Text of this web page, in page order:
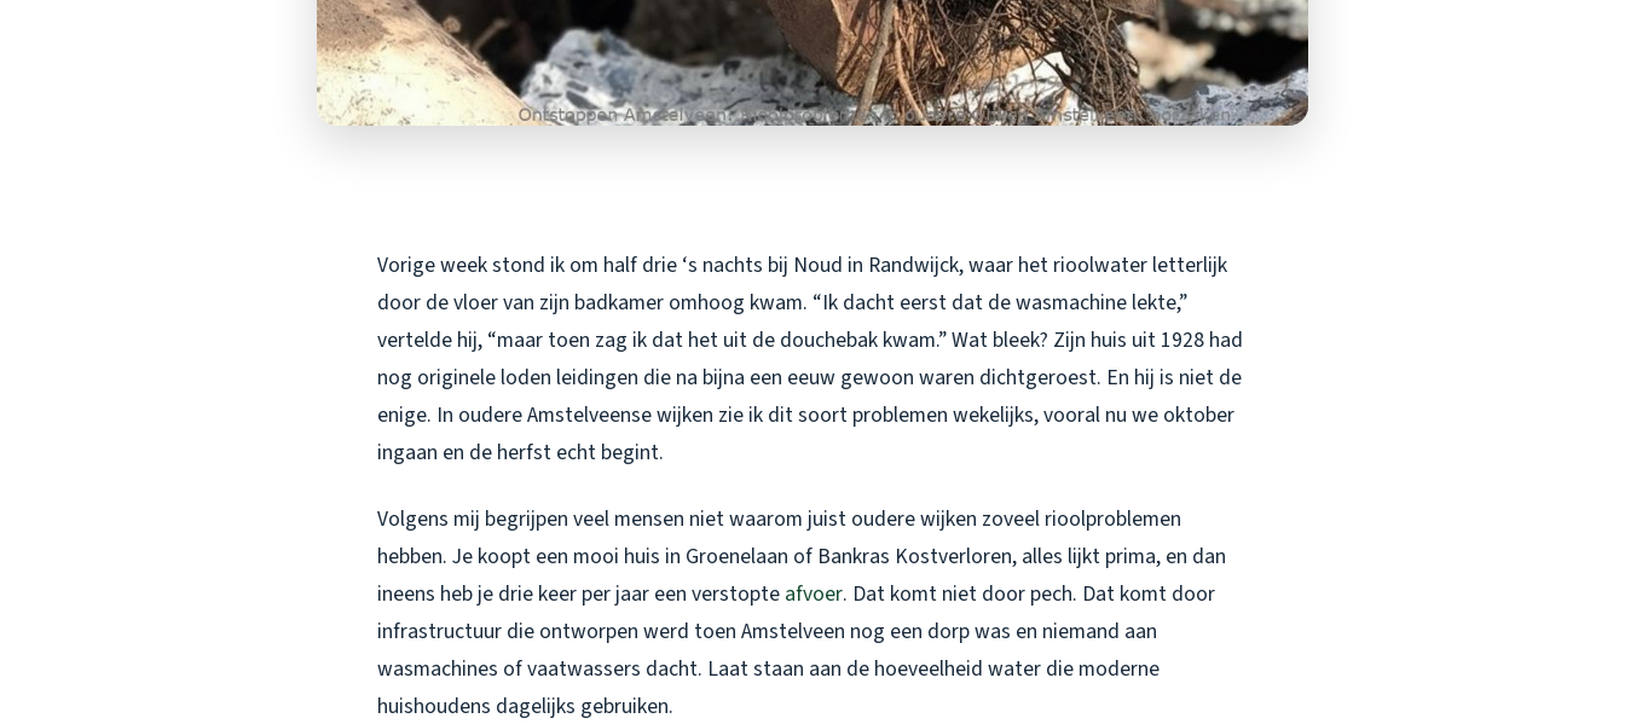
Vorige week stond ik om half drie ‘s nachts bij Noud in Randwijck, waar het rioolwater letterlijk
door de vloer van zijn badkamer omhoog kwam. “Ik dacht eerst dat de wasmachine lekte,”
vertelde hij, “maar toen zag ik dat het uit de douchebak kwam.” Wat bleek? Zijn huis uit 1928 had
nog originele loden leidingen die na bijna een eeuw gewoon waren dichtgeroest. En hij is niet de
enige. In oudere Amstelveense wijken zie ik dit soort problemen wekelijks, vooral nu we oktober
ingaan en de herfst echt begint.
Volgens mij begrijpen veel mensen niet waarom juist oudere wijken zoveel rioolproblemen
hebben. Je koopt een mooi huis in Groenelaan of Bankras Kostverloren, alles lijkt prima, en dan
ineens heb je drie keer per jaar een verstopte afvoer. Dat komt niet door pech. Dat komt door
infrastructuur die ontworpen werd toen Amstelveen nog een dorp was en niemand aan
wasmachines of vaatwassers dacht. Laat staan aan de hoeveelheid water die moderne
huishoudens dagelijks gebruiken.